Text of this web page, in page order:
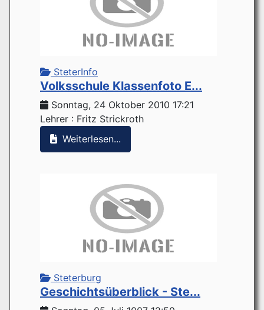
SteterInfo
Volksschule Klassenfoto E...
Sonntag, 24 Oktober 2010 17:21
Lehrer : Fritz Strickroth
Weiterlesen...
Steterburg
Geschichtsüberblick - Ste...